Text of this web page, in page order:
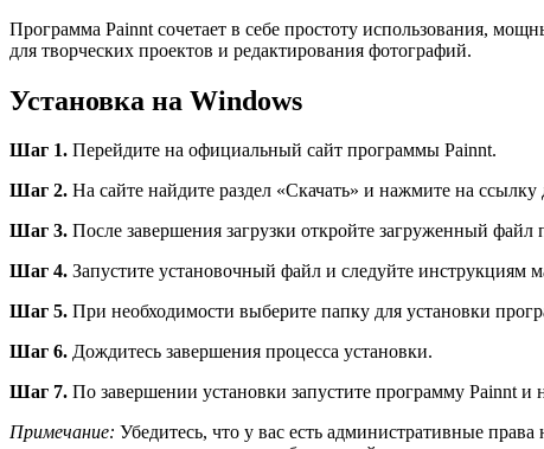
Программа Painnt сочетает в себе простоту использования,
для творческих проектов и редактирования фотографий.
Установка на Windows
Шаг 1. Перейдите на официальный сайт программы Painnt.
Шаг 2. На сайте найдите раздел «Скачать» и нажмите на
Шаг 3. После завершения загрузки откройте загруженный файл
Шаг 4. Запустите установочный файл и следуйте инструкциям
Шаг 5. При необходимости выберите папку для установки
Шаг 6. Дождитесь завершения процесса установки.
Шаг 7. По завершении установки запустите программу Painnt и
Примечание: Убедитесь, что у вас есть административные